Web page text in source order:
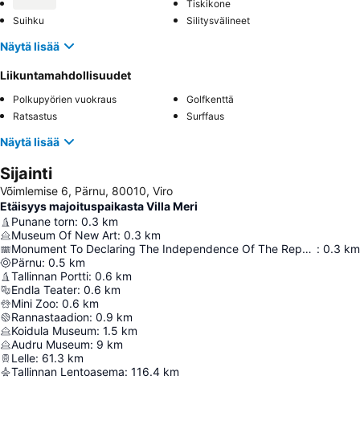
Tiskikone
Suihku
Silitysvälineet
Näytä lisää
Liikuntamahdollisuudet
Polkupyörien vuokraus
Golfkenttä
Ratsastus
Surffaus
Näytä lisää
Sijainti
Võimlemise 6, Pärnu, 80010, Viro
Etäisyys majoituspaikasta Villa Meri
Punane torn: 0.3 km
Museum Of New Art: 0.3 km
Monument To Declaring The Independence Of The Republic Of Estonia : 0.3 km
Pärnu: 0.5 km
Tallinnan Portti: 0.6 km
Endla Teater: 0.6 km
Mini Zoo: 0.6 km
Rannastaadion: 0.9 km
Koidula Museum: 1.5 km
Audru Museum: 9 km
Lelle: 61.3 km
Tallinnan Lentoasema: 116.4 km